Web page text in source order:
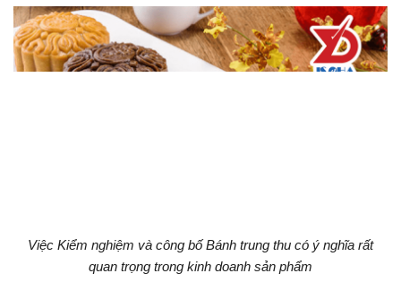
Việc Kiểm nghiệm và công bố Bánh trung thu có ý nghĩa rất
quan trọng trong kinh doanh sản phẩm